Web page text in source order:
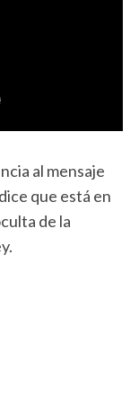
al mensaje
que está en
de la